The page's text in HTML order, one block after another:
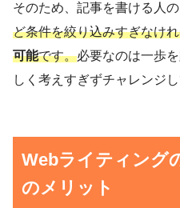
そのため、記事を書ける人
ど条件を絞り込みすぎなけ
可能です。必要なのは一歩
しく考えすぎずチャレンジ
Webライティング
のメリット